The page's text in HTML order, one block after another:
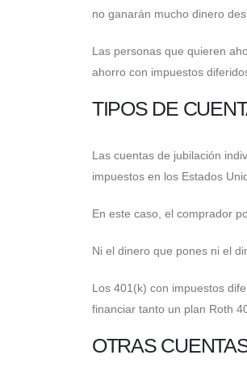
no ganarán mucho dinero
Las personas que quieren
ahorro con impuestos
TIPOS DE
Las cuentas de jubilación
impuestos en los Estados
En este caso, el comprador
Ni el dinero que pones ni el
Los 401(k) con impuestos
financiar tanto un plan Roth
OTRAS